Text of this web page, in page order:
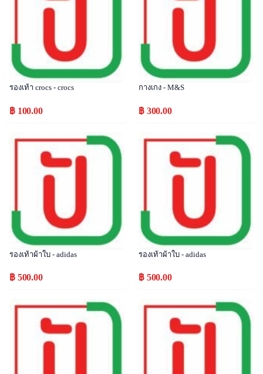
รองเท้า crocs - crocs
฿ 100.00
กางเกง - M&S
฿ 300.00
Popular
รองเท้าผ้าใบ - adidas
฿ 500.00
Popular
รองเท้าผ้าใบ - adidas
฿ 500.00
Popular Popular